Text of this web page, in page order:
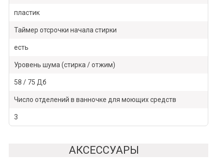
пластик
Таймер отсрочки начала стирки
есть
Уровень шума (стирка / отжим)
58 / 75 Дб
Число отделений в ванночке для моющих средств
3
АКСЕССУАРЫ